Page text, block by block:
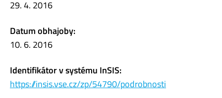
29. 4. 2016
Datum obhajoby:
10. 6. 2016
Identifikátor v systému InSIS:
https://insis.vse.cz/zp/54790/podrobnosti